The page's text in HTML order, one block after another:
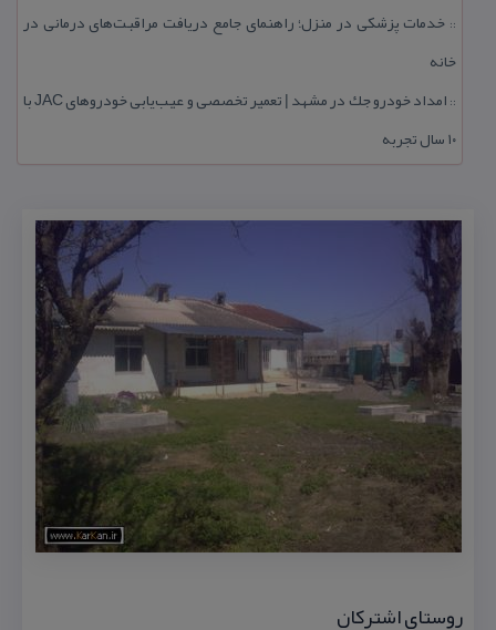
:: خدمات پزشكی در منزل؛ راهنمای جامع دریافت مراقبت‌های درمانی در
خانه
::
امداد خودرو جك در مشهد | تعمیر تخصصی و عیب‌یابی خودروهای JAC با
۱۰ سال تجربه
روستای اشتركان